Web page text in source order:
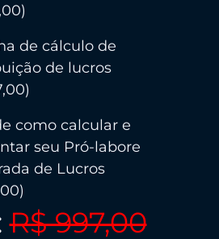
de cálculo de
de lucros
como calcular e
seu Pró-labore
de Lucros
R$ 997,00